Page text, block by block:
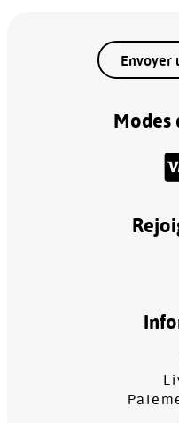
Envoyer
Modes